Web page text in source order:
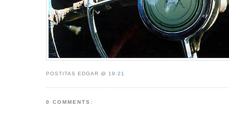
POSTITAS EDGAR @ 19:21
0 COMMENTS: